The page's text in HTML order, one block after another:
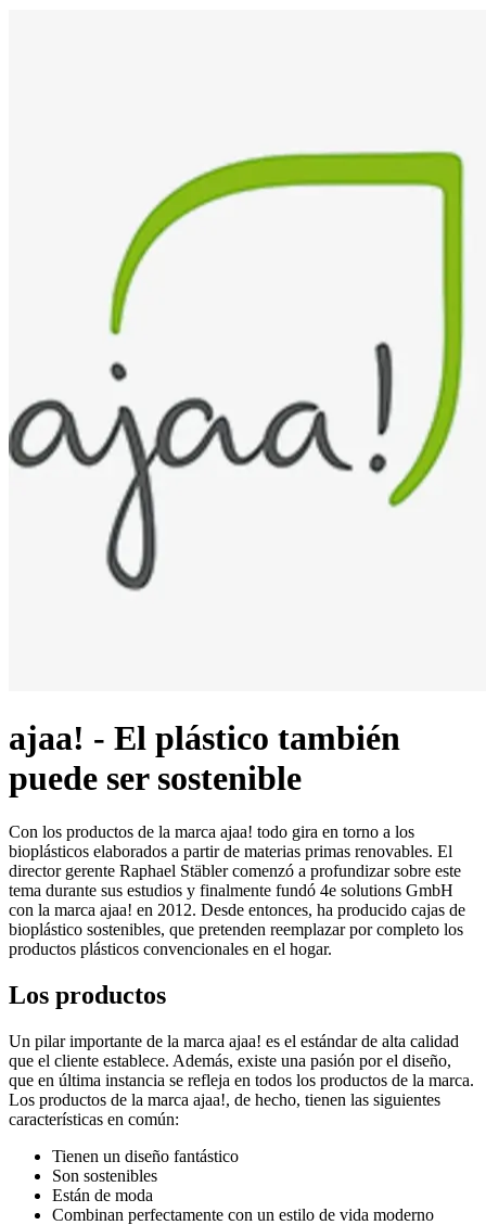
ajaa! - El plástico también
puede ser sostenible
Con los productos de la marca ajaa! todo gira en torno a los
bioplásticos elaborados a partir de materias primas renovables. El
director gerente Raphael Stäbler comenzó a profundizar sobre este
tema durante sus estudios y finalmente fundó 4e solutions GmbH
con la marca ajaa! en 2012. Desde entonces, ha producido cajas de
bioplástico sostenibles, que pretenden reemplazar por completo los
productos plásticos convencionales en el hogar.
Los productos
Un pilar importante de la marca ajaa! es el estándar de alta calidad
que el cliente establece. Además, existe una pasión por el diseño,
que en última instancia se refleja en todos los productos de la marca.
Los productos de la marca ajaa!, de hecho, tienen las siguientes
características en común:
Tienen un diseño fantástico
Son sostenibles
Están de moda
Combinan perfectamente con un estilo de vida moderno